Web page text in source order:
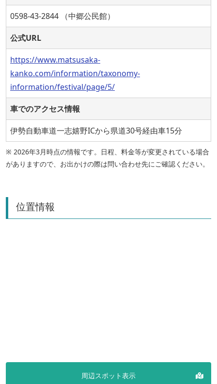
0598-43-2844 （中郷公民館）
公式URL
https://www.matsusaka-
kanko.com/information/taxonomy-
information/festival/page/5/
車でのアクセス情報
伊勢自動車道一志嬉野ICから県道30号経由車15分
※ 2026年3月時点の情報です。日程、料金等が変更されている場合
がありますので、お出かけの際は問い合わせ先にご確認ください。
位置情報
周辺スポット表示